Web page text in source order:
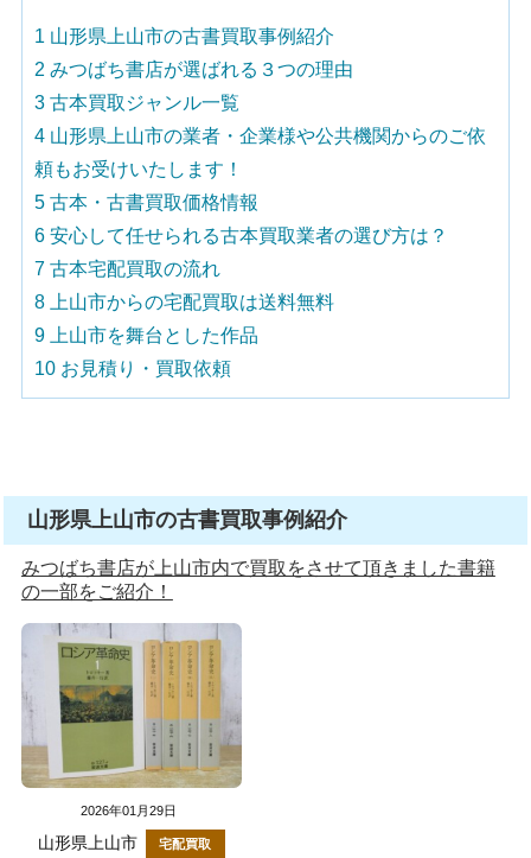
1 山形県上山市の古書買取事例紹介
2 みつばち書店が選ばれる３つの理由
3 古本買取ジャンル一覧
4 山形県上山市の業者・企業様や公共機関からのご依
頼もお受けいたします！
5 古本・古書買取価格情報
6 安心して任せられる古本買取業者の選び方は？
7 古本宅配買取の流れ
8 上山市からの宅配買取は送料無料
9 上山市を舞台とした作品
10 お見積り・買取依頼
山形県上山市の古書買取事例紹介
みつばち書店が上山市内で買取をさせて頂きました書籍
の一部をご紹介！
2026年01月29日
山形県上山市 宅配買取